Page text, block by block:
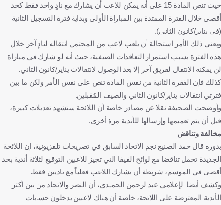
حيث تنص المادة 15 على أنه يمكن للاعب أن يشارك مع نادٍ واحد فقط كحد
أقصى خلال الفترة الممتدة بين المباراة الأولى وبداية فترة التسجيل الثانية
(في يناير/كانون الثاني).
ويعني ذلك الأمر استحالة أن يلعب لاعب من المحتمل انتقاله لنادٍ آخر خلال
هذه الفترة بسبب استمرار التعاقدات الصيفية، حيث أنه لو شارك في مباراة
لن يمكنه الانتقال لفريق آخر إلا بعد الوصول لانتقالات يناير/كانون الثاني.
كذلك فإن الفقرة الثانية من نفس المادة تنص على نفس الأمر ولكن ما بين
فترتي انتقالات يناير/كانون الثاني والصيف المُقبلين.
وأوضحت الصحيفة نقلا عن مصادر خاصة أن اللائحة ستشهد تعديلات كبيرة،
قبل أن يتم تعميمها وإرسالها للأندية مرة أخرى.
مخالفة وتناقض
بدوره قال حمد الصنيع نجم الاتحاد السابق في تصريحات تلفزيونية، إن اللائحة
الجديدة تحمل تناقضا مع لوائح الفيفا التي تجيز للاعبين التوقيع لثلاثة أندية بحد
أقصى في الموسم، شريطة أن يشارك اللاعب فعلياً مع ناديين فقط.
وكشف أيضا الإعلامي عبدالرحمن الحميدي، أن النصر والاتحاد من بين أكثر
الأندية المعترضة على اللائحة، خاصة أن هناك لاعبين يدخلون حسابات